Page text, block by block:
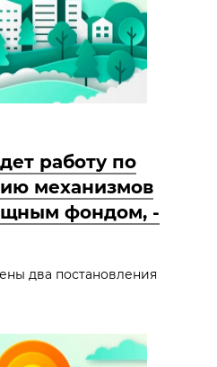
работу по
механизмов
фондом, -
два постановления